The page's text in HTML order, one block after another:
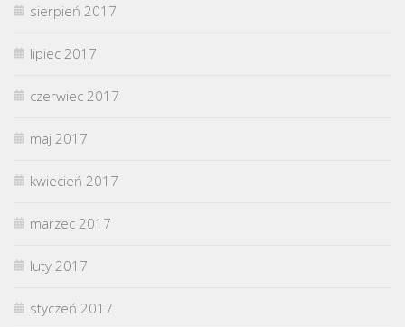
sierpień 2017
lipiec 2017
czerwiec 2017
maj 2017
kwiecień 2017
marzec 2017
luty 2017
styczeń 2017